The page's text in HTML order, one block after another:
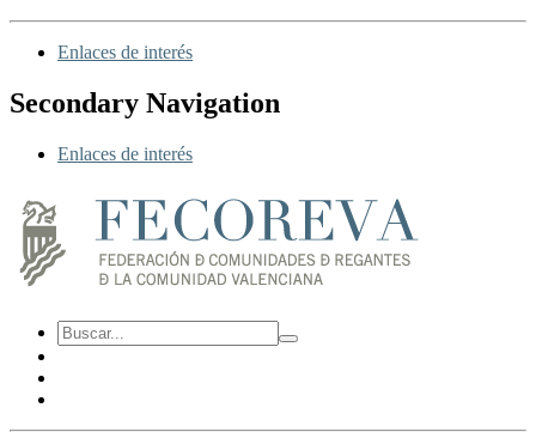
Enlaces de interés
Secondary Navigation
Enlaces de interés